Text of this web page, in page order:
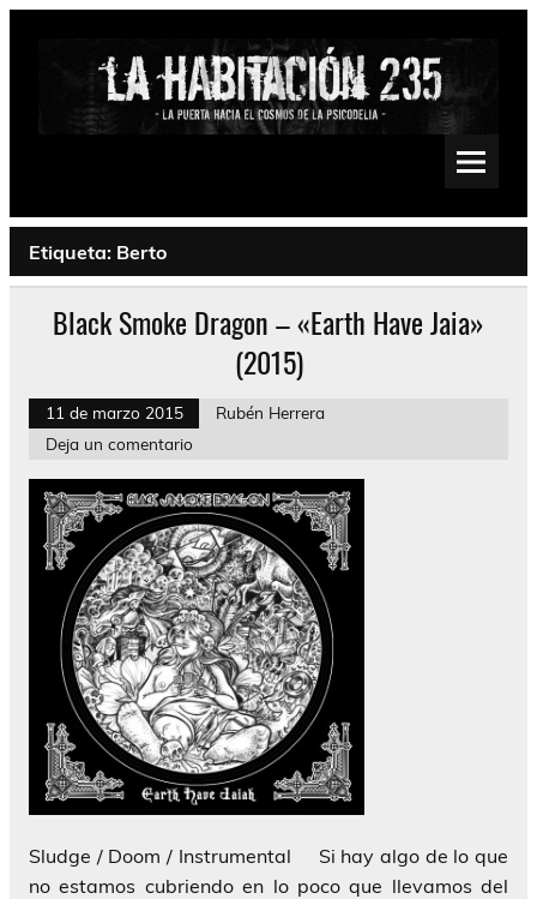
Saltar
Psychedelic, Stoner, Doom, Sludge, Fuzz, Space, Drone
Etiqueta: Berto
Black Smoke Dragon – «Earth Have Jaia»
(2015)
11 de marzo 2015
Rubén Herrera
Deja un comentario
Sludge / Doom / Instrumental Si hay algo de lo que
no estamos cubriendo en lo poco que llevamos del